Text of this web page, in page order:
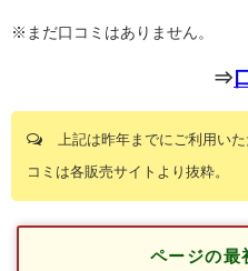
※まだ口コミはありません。
⇒
上記は昨年までにご利用い
コミは各販売サイトより抜粋。
ページの最